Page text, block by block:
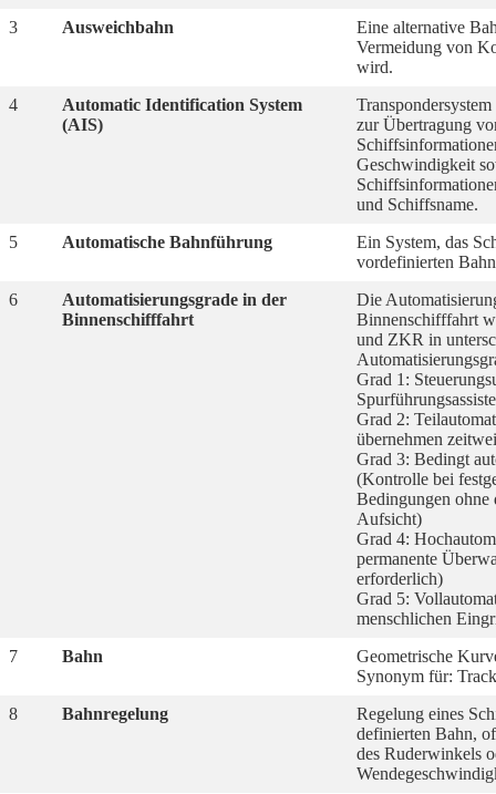
3
Ausweichbahn
Eine alternative
Vermeidung von
wird.
4
Automatic Identification System
(AIS)
zur Übertragung
Geschwindigkeit
und Schiffsname.
5
Automatische Bahnführung
Ein System, das
vordefinierten
6
Automatisierungsgrade in der
Binnenschifffahrt
Die
Binnenschifffahrt
und ZKR in
Grad 1:
Grad 2:
übernehmen
Grad 3: Bedingt
(Kontrolle bei
Bedingungen ohne
Aufsicht)
Grad 4:
permanente
erforderlich)
Grad 5:
menschlichen
7
Bahn
Geometrische
Synonym für:
8
Bahnregelung
Regelung eines
definierten Bahn,
des Ruderwinkels